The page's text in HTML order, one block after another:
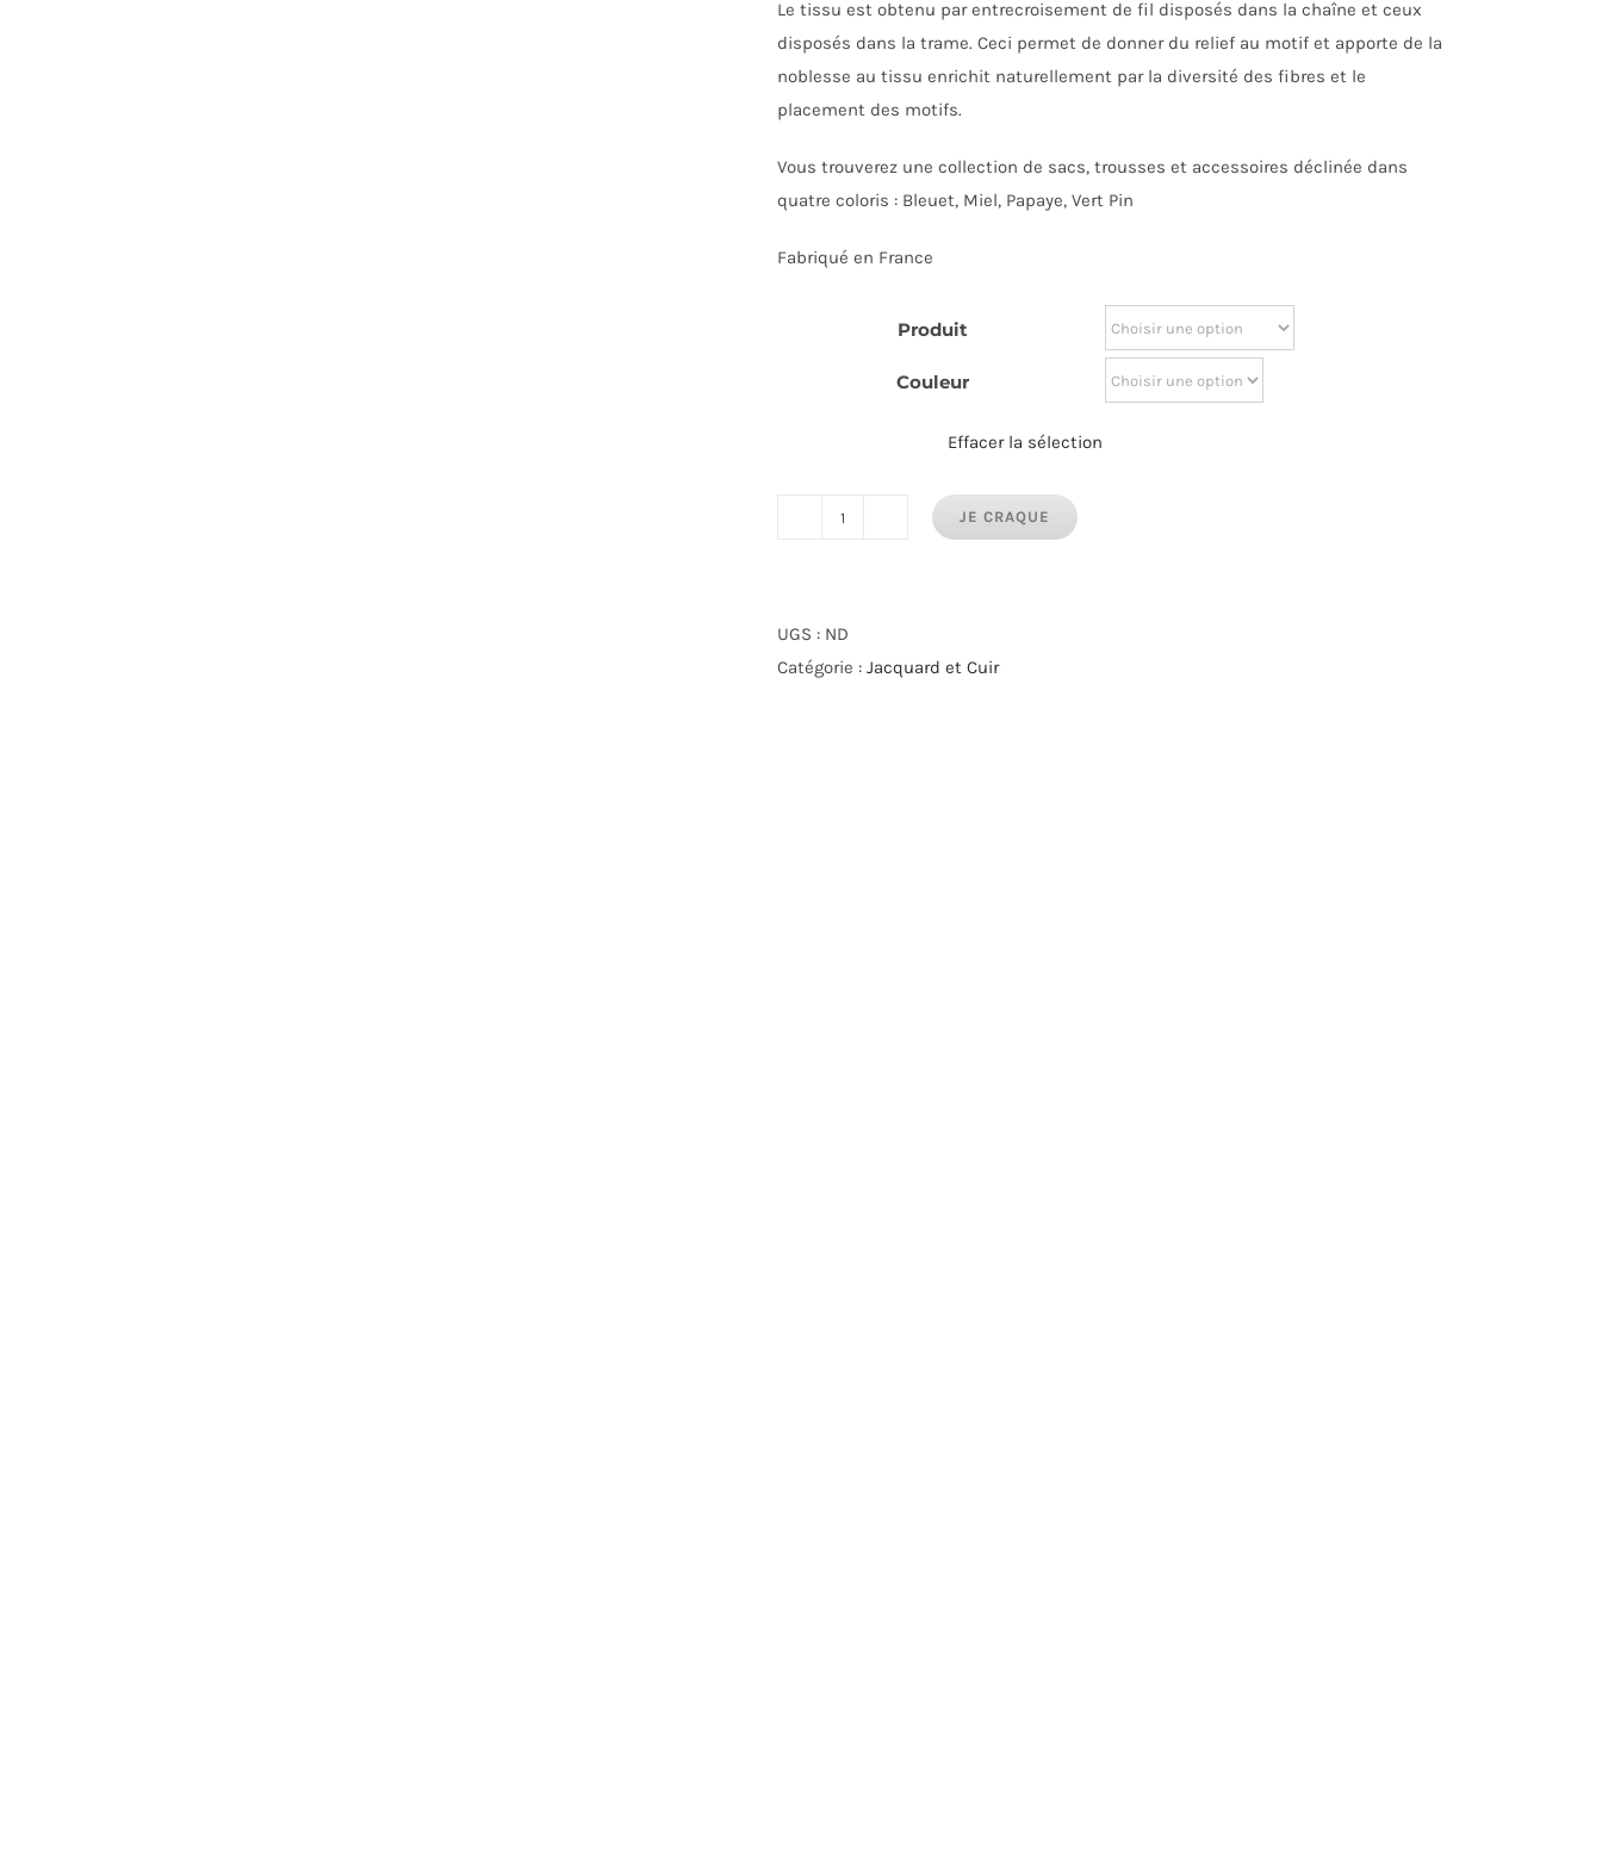
Le tissu est obtenu par entrecroisement de fil disposés dans la chaîne et ceux
disposés dans la trame. Ceci permet de donner du relief au motif et apporte de la
noblesse au tissu enrichit naturellement par la diversité des fibres et le
placement des motifs.
Vous trouverez une collection de sacs, trousses et accessoires déclinée dans
quatre coloris : Bleuet, Miel, Papaye, Vert Pin
Fabriqué en France
Produit
Couleur
Effacer la sélection
Jacquard
:
JE CRAQUE
UGS : ND
Catégorie : Jacquard et Cuir